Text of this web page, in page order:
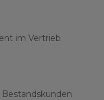
im Vertrieb